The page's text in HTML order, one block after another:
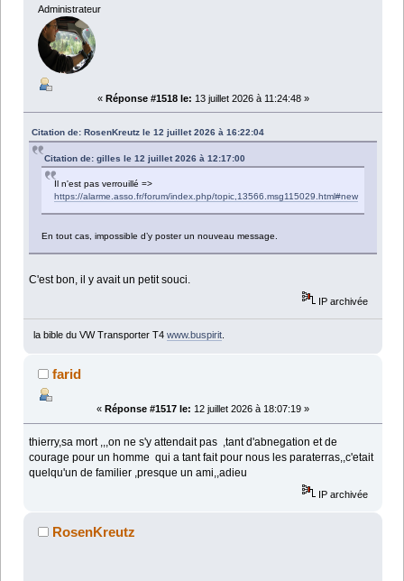
Administrateur
« Réponse #1518 le: 13 juillet 2026 à 11:24:48 »
Citation de: RosenKreutz le 12 juillet 2026 à 16:22:04
Citation de: gilles le 12 juillet 2026 à 12:17:00
Il n'est pas verrouillé =>
https://alarme.asso.fr/forum/index.php/topic,13566.msg115029.html#new
En tout cas, impossible d’y poster un nouveau message.
C'est bon, il y avait un petit souci.
IP archivée
la bible du VW Transporter T4 www.buspirit.
farid
« Réponse #1517 le: 12 juillet 2026 à 18:07:19 »
thierry,sa mort ,,,on ne s'y attendait pas ,tant d'abnegation et de
courage pour un homme qui a tant fait pour nous les paraterras,,c'etait
quelqu'un de familier ,presque un ami,,adieu
IP archivée
RosenKreutz